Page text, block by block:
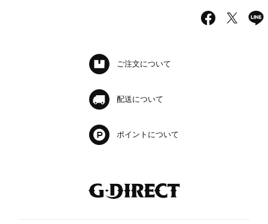
ご注文について
配送について
ポイントについて